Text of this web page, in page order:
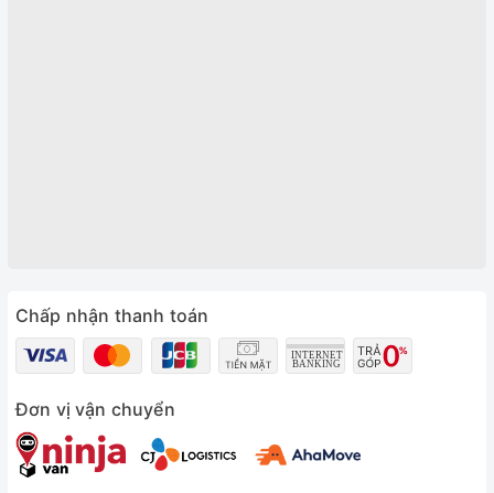
Chấp nhận thanh toán
Đơn vị vận chuyển